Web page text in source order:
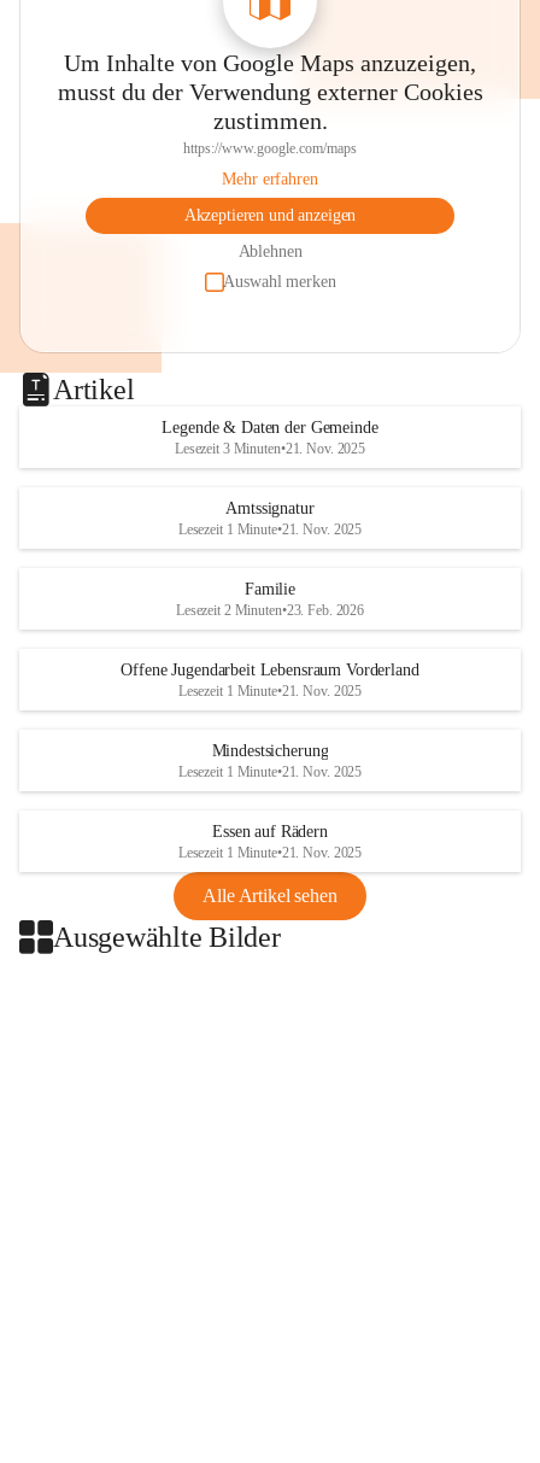
Um Inhalte von Google Maps anzuzeigen,
musst du der Verwendung externer Cookies
zustimmen.
https://www.google.com/maps
Mehr erfahren
Akzeptieren und anzeigen
Ablehnen
Auswahl merken
Artikel
Legende & Daten der Gemeinde
Lesezeit 3 Minuten•21. Nov. 2025
Amtssignatur
Lesezeit 1 Minute•21. Nov. 2025
Familie
Lesezeit 2 Minuten•23. Feb. 2026
Offene Jugendarbeit Lebensraum Vorderland
Lesezeit 1 Minute•21. Nov. 2025
Mindestsicherung
Lesezeit 1 Minute•21. Nov. 2025
Essen auf Rädern
Lesezeit 1 Minute•21. Nov. 2025
Alle Artikel sehen
Ausgewählte Bilder